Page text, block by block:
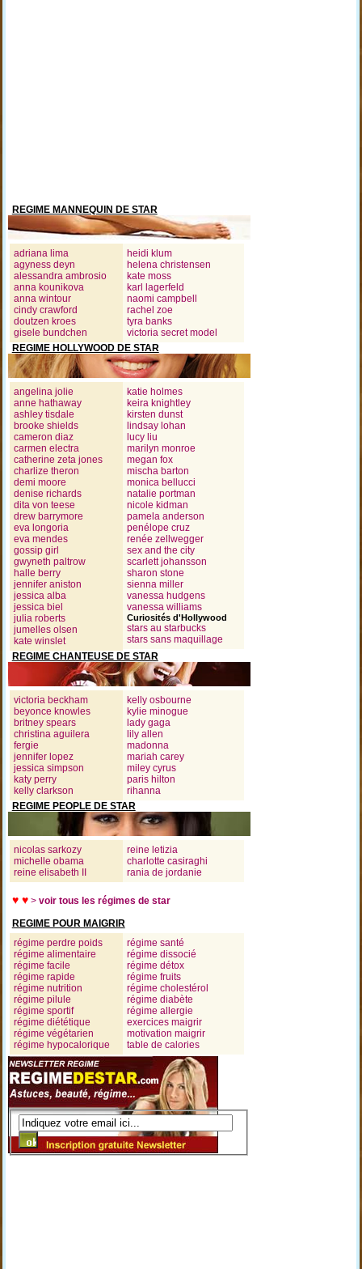
REGIME MANNEQUIN DE STAR
adriana lima
agyness deyn
alessandra ambrosio
anna kounikova
anna wintour
cindy crawford
doutzen kroes
gisele bundchen
heidi klum
helena christensen
kate moss
karl lagerfeld
naomi campbell
rachel zoe
tyra banks
victoria secret model
REGIME HOLLYWOOD DE STAR
angelina jolie
anne hathaway
ashley tisdale
brooke shields
cameron diaz
carmen electra
catherine zeta jones
charlize theron
demi moore
denise richards
dita von teese
drew barrymore
eva longoria
eva mendes
gossip girl
gwyneth paltrow
halle berry
jennifer aniston
jessica alba
jessica biel
julia roberts
jumelles olsen
kate winslet
katie holmes
keira knightley
kirsten dunst
lindsay lohan
lucy liu
marilyn monroe
megan fox
mischa barton
monica bellucci
natalie portman
nicole kidman
pamela anderson
penélope cruz
renée zellwegger
sex and the city
scarlett johansson
sharon stone
sienna miller
vanessa hudgens
vanessa williams
Curiosités d'Hollywood
stars au starbucks
stars sans maquillage
REGIME CHANTEUSE DE STAR
victoria beckham
beyonce knowles
britney spears
christina aguilera
fergie
jennifer lopez
jessica simpson
katy perry
kelly clarkson
kelly osbourne
kylie minogue
lady gaga
lily allen
madonna
mariah carey
miley cyrus
paris hilton
rihanna
REGIME PEOPLE DE STAR
nicolas sarkozy
michelle obama
reine elisabeth II
reine letizia
charlotte casiraghi
rania de jordanie
♥ ♥> voir tous les régimes de star
REGIME POUR MAIGRIR
régime perdre poids
régime alimentaire
régime facile
régime rapide
régime nutrition
régime pilule
régime sportif
régime diététique
régime végétarien
régime hypocalorique
régime santé
régime dissocié
régime détox
régime fruits
régime cholestérol
régime diabète
régime allergie
exercices maigrir
motivation maigrir
table de calories